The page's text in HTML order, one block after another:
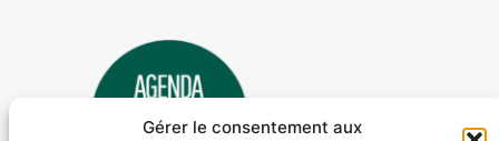
Gérer le consentement aux